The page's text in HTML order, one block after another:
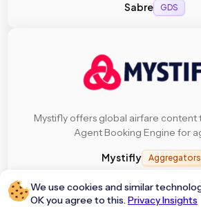
We use cookies and similar
OK you agree to this.Privacy Insights
Sabre GDS
Mystifly offers global airfare content
Agent Booking Engine for
Mystifly Aggregators